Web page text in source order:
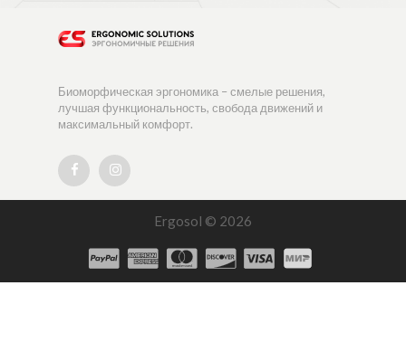
Биоморфическая эргономика – смелые решения,
лучшая функциональность, свобода движений и
максимальный комфорт.
Ergosol © 2026